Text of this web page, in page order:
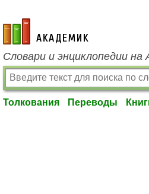
academic.ru
Словари и энциклопедии на
Толкования Переводы